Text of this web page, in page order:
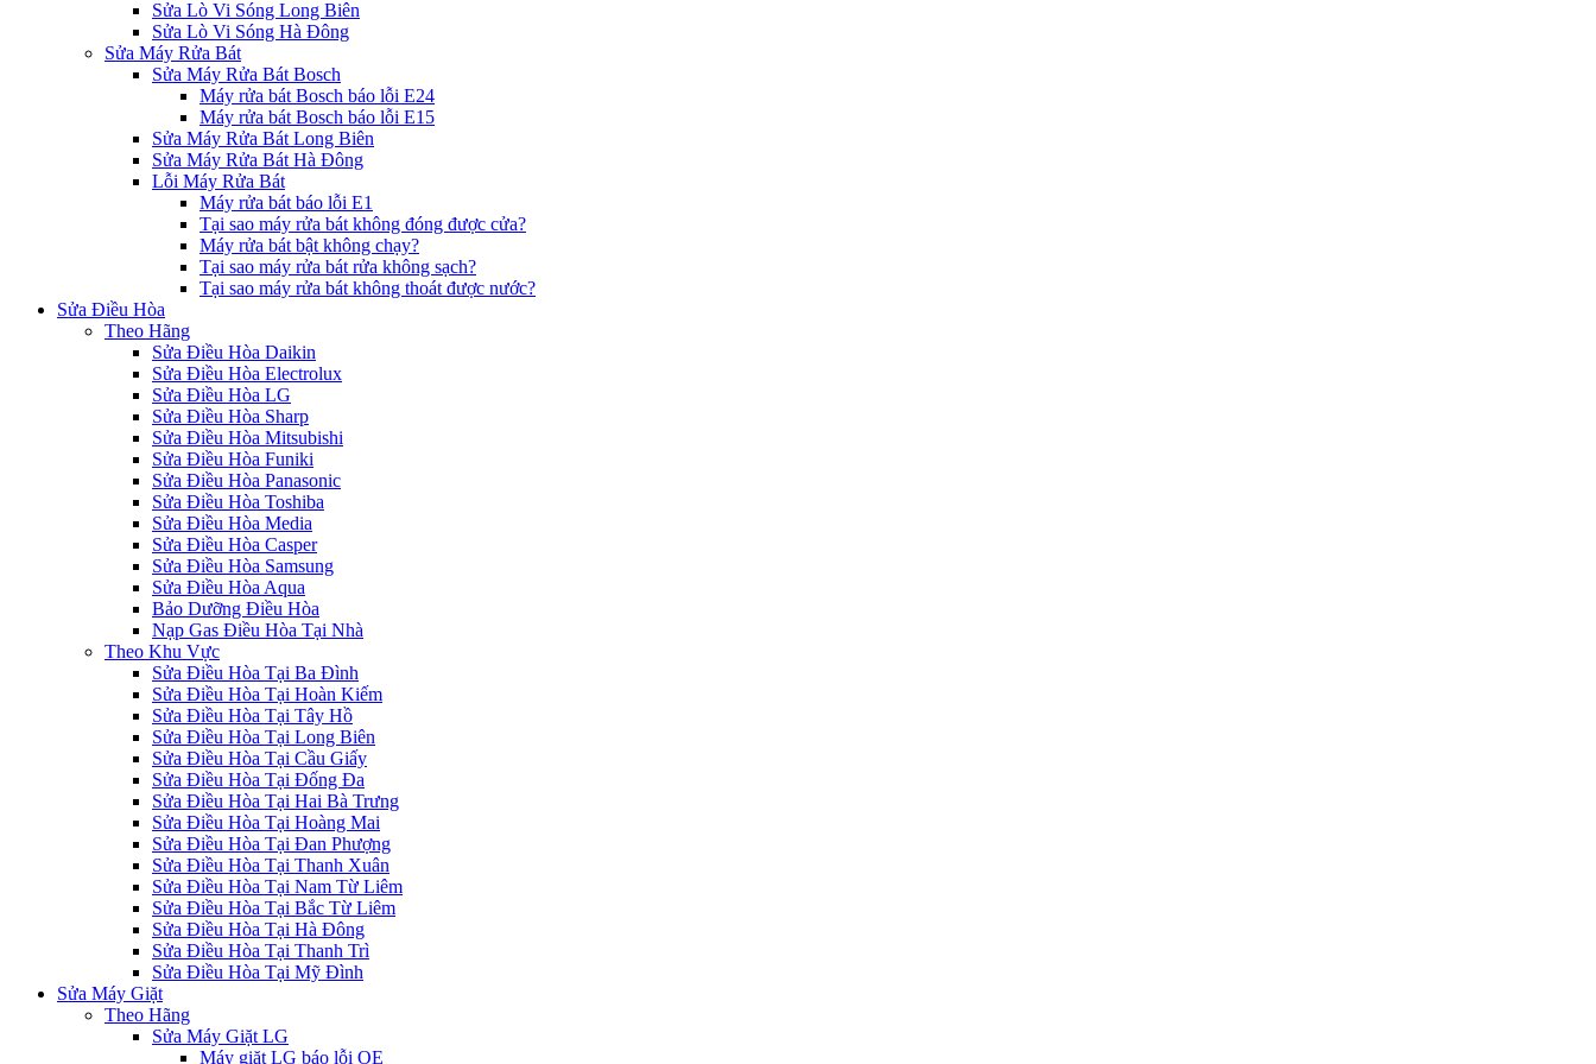
Sửa Lò Vi Sóng Long Biên
Sửa Lò Vi Sóng Hà Đông
Sửa Máy Rửa Bát
Sửa Máy Rửa Bát Bosch
Máy rửa bát Bosch báo lỗi E24
Máy rửa bát Bosch báo lỗi E15
Sửa Máy Rửa Bát Long Biên
Sửa Máy Rửa Bát Hà Đông
Lỗi Máy Rửa Bát
Máy rửa bát báo lỗi E1
Tại sao máy rửa bát không đóng được cửa?
Máy rửa bát bật không chạy?
Tại sao máy rửa bát rửa không sạch?
Tại sao máy rửa bát không thoát được nước?
Sửa Điều Hòa
Theo Hãng
Sửa Điều Hòa Daikin
Sửa Điều Hòa Electrolux
Sửa Điều Hòa LG
Sửa Điều Hòa Sharp
Sửa Điều Hòa Mitsubishi
Sửa Điều Hòa Funiki
Sửa Điều Hòa Panasonic
Sửa Điều Hòa Toshiba
Sửa Điều Hòa Media
Sửa Điều Hòa Casper
Sửa Điều Hòa Samsung
Sửa Điều Hòa Aqua
Bảo Dưỡng Điều Hòa
Nạp Gas Điều Hòa Tại Nhà
Theo Khu Vực
Sửa Điều Hòa Tại Ba Đình
Sửa Điều Hòa Tại Hoàn Kiếm
Sửa Điều Hòa Tại Tây Hồ
Sửa Điều Hòa Tại Long Biên
Sửa Điều Hòa Tại Cầu Giấy
Sửa Điều Hòa Tại Đống Đa
Sửa Điều Hòa Tại Hai Bà Trưng
Sửa Điều Hòa Tại Hoàng Mai
Sửa Điều Hòa Tại Đan Phượng
Sửa Điều Hòa Tại Thanh Xuân
Sửa Điều Hòa Tại Nam Từ Liêm
Sửa Điều Hòa Tại Bắc Từ Liêm
Sửa Điều Hòa Tại Hà Đông
Sửa Điều Hòa Tại Thanh Trì
Sửa Điều Hòa Tại Mỹ Đình
Sửa Máy Giặt
Theo Hãng
Sửa Máy Giặt LG
Máy giặt LG báo lỗi OE